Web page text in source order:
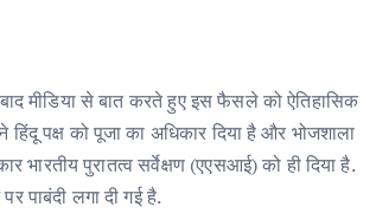
मीडिया से बात करते हुए इस फैसले को ऐतिहासिक
पक्ष को पूजा का अधिकार दिया है और भोजशाला
भारतीय पुरातत्व सर्वेक्षण (एएसआई) को ही दिया है.
पाबंदी लगा दी गई है.